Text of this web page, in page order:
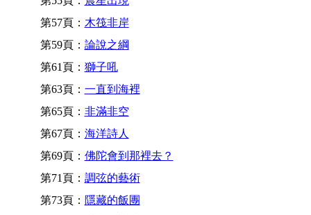
第57頁： 木筏非岸
第59頁： 論說之綱
第61頁： 獅子吼
第63頁： 一直到海裡
第65頁： 非滿非空
第67頁： 海洋詩人
第69頁： 佛陀會到那裡去？
第71頁： 調弦的藝術
第73頁： 隱藏的飯團